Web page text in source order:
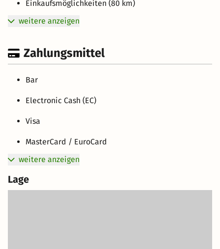
Einkaufsmöglichkeiten (80 km)
weitere anzeigen
Zahlungsmittel
Bar
Electronic Cash (EC)
Visa
MasterCard / EuroCard
weitere anzeigen
Lage